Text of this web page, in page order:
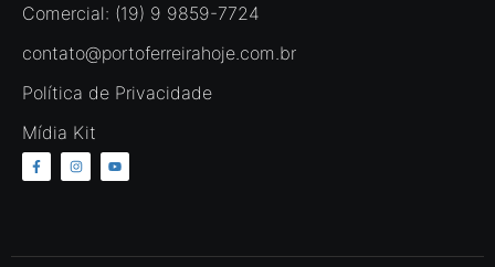
Comercial: (19) 9 9859-7724
contato@portoferreirahoje.com.br
Política de Privacidade
Mídia Kit